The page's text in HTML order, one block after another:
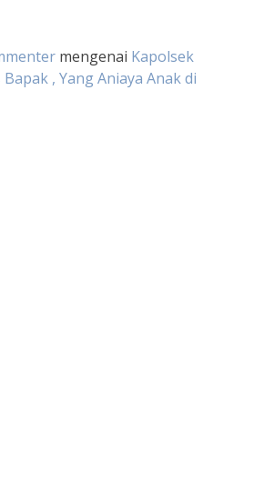
mengenai Kapolsek
, Yang Aniaya Anak di